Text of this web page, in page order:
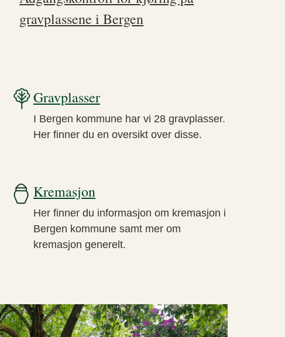
gravplassene i Bergen
Gravplasser
I Bergen kommune har vi 28 gravplasser.
Her finner du en oversikt over disse.
Kremasjon
Her finner du informasjon om kremasjon i
Bergen kommune samt mer om
kremasjon generelt.